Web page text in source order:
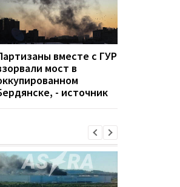
вместе с ГУР
мост в
- источник